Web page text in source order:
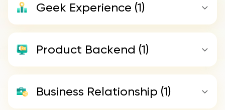
Geek Experience (1)
Product Backend (1)
Business Relationship (1)